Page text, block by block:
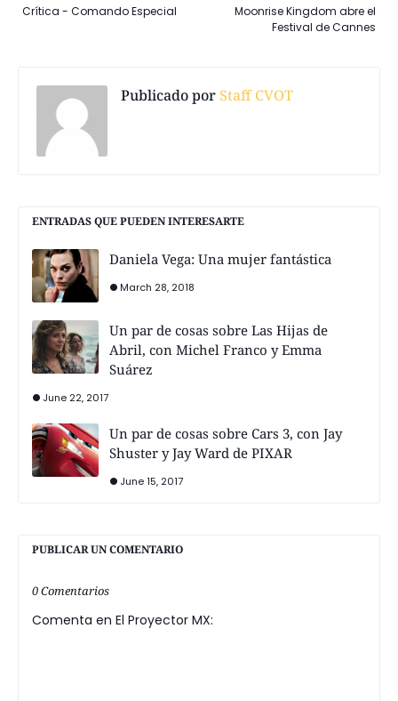
Moonrise Kingdom abre el
Festival de Cannes
Crítica - Comando Especial
Publicado porStaff CVOT
ENTRADAS QUE PUEDEN INTERESARTE
Daniela Vega: Una mujer fantástica
March 28, 2018
Un par de cosas sobre Las Hijas de
Abril, con Michel Franco y Emma
Suárez
June 22, 2017
Un par de cosas sobre Cars 3, con Jay
Shuster y Jay Ward de PIXAR
June 15, 2017
PUBLICAR UN COMENTARIO
0 Comentarios
Comenta en El Proyector MX: